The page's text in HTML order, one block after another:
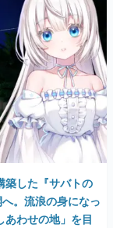
築した『サバトの
。流浪の身になっ
わせの地」を目